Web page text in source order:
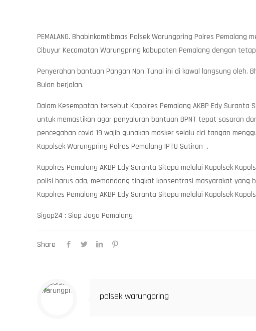
PEMALANG. Bhabinkamtibmas Polsek Warungpring Polres
Cibuyur Kecamatan Warungpring kabupaten Pemalang dengan
Penyerahan bantuan Pangan Non Tunai ini di kawal langsung oleh.
Bulan berjalan.
Dalam Kesempatan tersebut Kapolres Pemalang AKBP Edy
untuk memastikan agar penyaluran bantuan BPNT tepat sasaran
pencegahan covid 19 wajib gunakan masker selalu cici tangan
Kapolsek Warungpring Polres Pemalang IPTU Sutiran .
Kapolres Pemalang AKBP Edy Suranta Sitepu melalui Kapolsek
polisi harus ada, memandang tingkat konsentrasi masyarakat
Kapolres Pemalang AKBP Edy Suranta Sitepu melalui Kapolsek
Sigap24 : Siap Jaga Pemalang
Share
polsek warungpring